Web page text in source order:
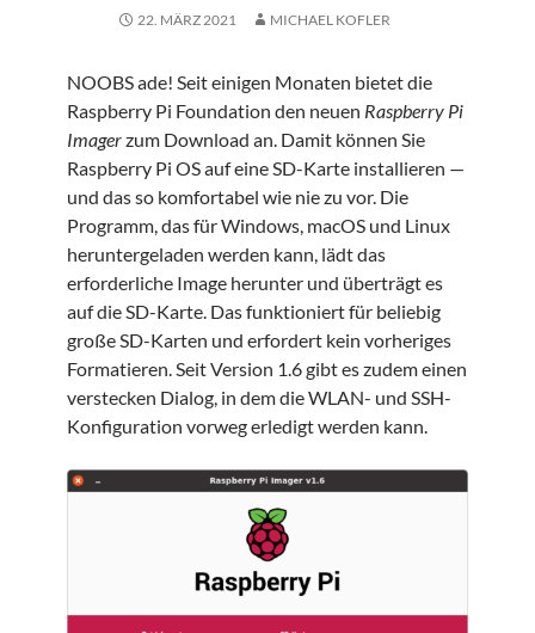
22. MÄRZ 2021 MICHAEL KOFLER
NOOBS ade! Seit einigen Monaten bietet die
Raspberry Pi Foundation den neuen Raspberry Pi
Imagerzum Download an. Damit können Sie
Raspberry Pi OS auf eine SD-Karte installieren —
und das so komfortabel wie nie zu vor. Die
Programm, das für Windows, macOS und Linux
heruntergeladen werden kann, lädt das
erforderliche Image herunter und überträgt es
auf die SD-Karte. Das funktioniert für beliebig
große SD-Karten und erfordert kein vorheriges
Formatieren. Seit Version 1.6 gibt es zudem einen
verstecken Dialog, in dem die WLAN- und SSH-
Konfiguration vorweg erledigt werden kann.